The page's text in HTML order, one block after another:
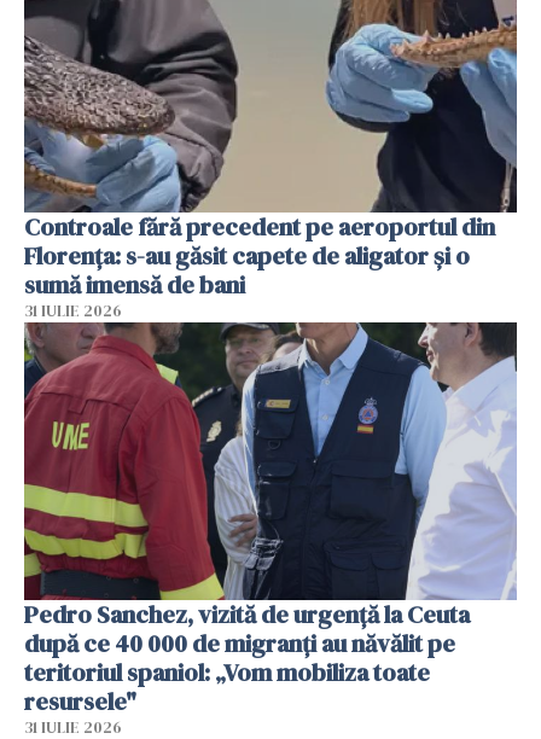
Controale fără precedent pe aeroportul din
Florența: s-au găsit capete de aligator și o
sumă imensă de bani
31 IULIE 2026
Pedro Sanchez, vizită de urgență la Ceuta
după ce 40 000 de migranți au năvălit pe
teritoriul spaniol: „Vom mobiliza toate
resursele"
31 IULIE 2026